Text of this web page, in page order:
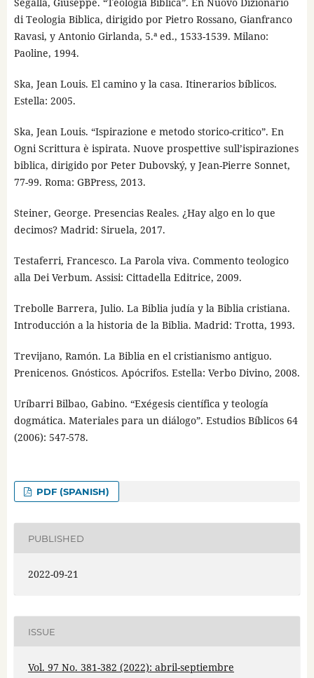
di Teologia Biblica, dirigido por Pietro Rossano, Gianfranco
Ravasi, y Antonio Girlanda, 5.ª ed., 1533-1539. Milano:
Paoline, 1994.
Ska, Jean Louis. El camino y la casa. Itinerarios bíblicos.
Estella: 2005.
Ska, Jean Louis. “Ispirazione e metodo storico-critico”. En
Ogni Scrittura è ispirata. Nuove prospettive sull’ispiraziones
biblica, dirigido por Peter Dubovský, y Jean-Pierre Sonnet,
77-99. Roma: GBPress, 2013.
Steiner, George. Presencias Reales. ¿Hay algo en lo que
decimos? Madrid: Siruela, 2017.
Testaferri, Francesco. La Parola viva. Commento teologico
alla Dei Verbum. Assisi: Cittadella Editrice, 2009.
Trebolle Barrera, Julio. La Biblia judía y la Biblia cristiana.
Introducción a la historia de la Biblia. Madrid: Trotta, 1993.
Trevijano, Ramón. La Biblia en el cristianismo antiguo.
Prenicenos. Gnósticos. Apócrifos. Estella: Verbo Divino, 2008.
Uríbarri Bilbao, Gabino. “Exégesis científica y teología
dogmática. Materiales para un diálogo”. Estudios Bíblicos 64
(2006): 547-578.
PDF (SPANISH)
PUBLISHED
2022-09-21
ISSUE
Vol. 97 No. 381-382 (2022): abril-septiembre